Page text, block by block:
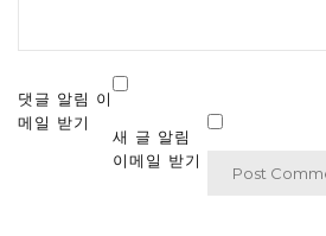
댓글 알림 이
메일 받기
새 글 알림
이메일 받기